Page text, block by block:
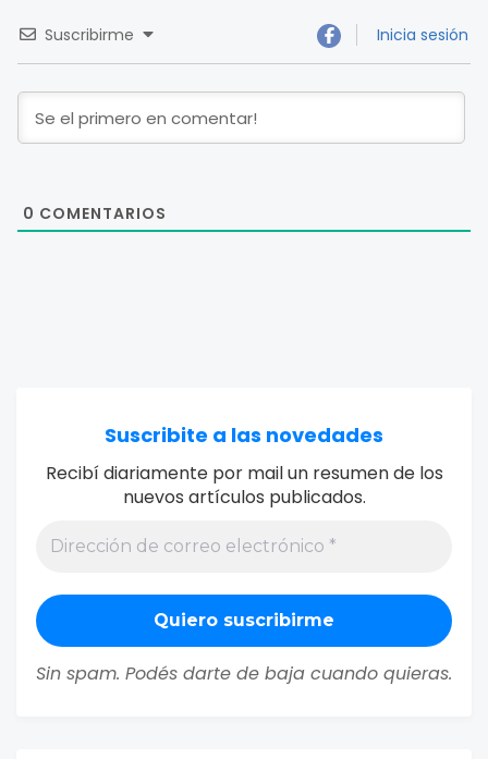
Suscribirme Inicia sesión
0 COMENTARIOS
Suscribite a las novedades
Recibí diariamente por mail un resumen de los
nuevos artículos publicados.
Sin spam. Podés darte de baja cuando quieras.